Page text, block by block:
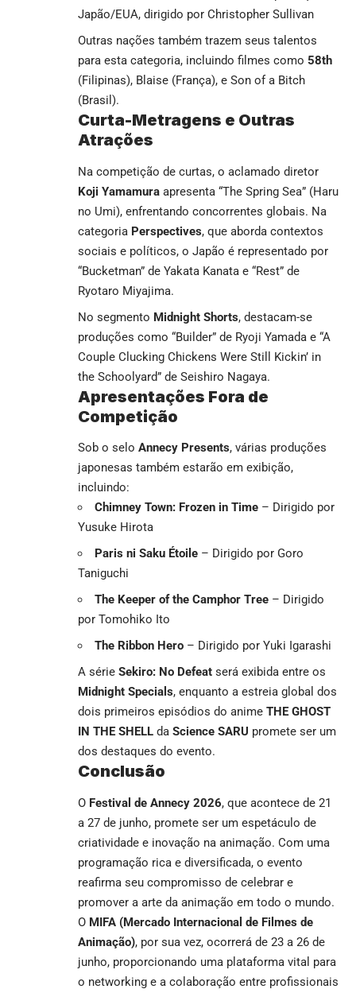
Japão/EUA, dirigido por Christopher Sullivan
Outras nações também trazem seus talentos
para esta categoria, incluindo filmes como 58th
(Filipinas), Blaise (França), e Son of a Bitch
(Brasil).
Curta-Metragens e Outras
Atrações
Na competição de curtas, o aclamado diretor
Koji Yamamura apresenta “The Spring Sea” (Haru
no Umi), enfrentando concorrentes globais. Na
categoria Perspectives, que aborda contextos
sociais e políticos, o Japão é representado por
“Bucketman” de Yakata Kanata e “Rest” de
Ryotaro Miyajima.
No segmento Midnight Shorts, destacam-se
produções como “Builder” de Ryoji Yamada e “A
Couple Clucking Chickens Were Still Kickin’ in
the Schoolyard” de Seishiro Nagaya.
Apresentações Fora de
Competição
Sob o selo Annecy Presents, várias produções
japonesas também estarão em exibição,
incluindo:
Chimney Town: Frozen in Time – Dirigido por
Yusuke Hirota
Paris ni Saku Étoile – Dirigido por Goro
Taniguchi
The Keeper of the Camphor Tree – Dirigido
por Tomohiko Ito
The Ribbon Hero – Dirigido por Yuki Igarashi
A série Sekiro: No Defeat será exibida entre os
Midnight Specials, enquanto a estreia global dos
dois primeiros episódios do anime THE GHOST
IN THE SHELL da Science SARU promete ser um
dos destaques do evento.
Conclusão
O Festival de Annecy 2026, que acontece de 21
a 27 de junho, promete ser um espetáculo de
criatividade e inovação na animação. Com uma
programação rica e diversificada, o evento
reafirma seu compromisso de celebrar e
promover a arte da animação em todo o mundo.
O MIFA (Mercado Internacional de Filmes de
Animação), por sua vez, ocorrerá de 23 a 26 de
junho, proporcionando uma plataforma vital para
o networking e a colaboração entre profissionais